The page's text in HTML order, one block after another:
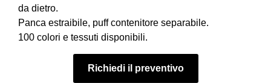
da dietro.
Panca estraibile, puff contenitore separabile.
100 colori e tessuti disponibili.
Richiedi il preventivo